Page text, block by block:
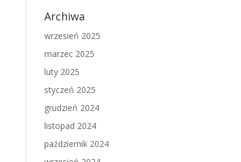
Archiwa
wrzesień 2025
marzec 2025
luty 2025
styczeń 2025
grudzień 2024
listopad 2024
październik 2024